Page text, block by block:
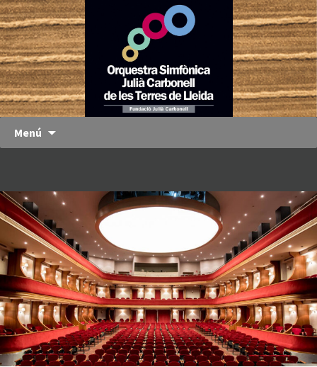
OJC
Orquestra
Simfònica
Julià
Carbonell
de les
Terres de
Lleida
Menú